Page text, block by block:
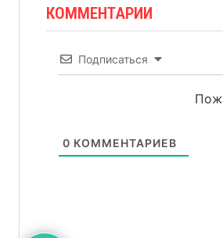
КОММЕНТАРИИ
Подписаться
0 КОММЕНТАРИЕВ